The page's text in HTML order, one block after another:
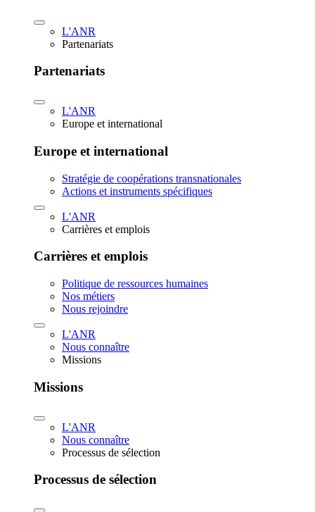
L'ANR
Partenariats
Partenariats
L'ANR
Europe et international
Europe et international
Stratégie de coopérations transnationales
Actions et instruments spécifiques
L'ANR
Carrières et emplois
Carrières et emplois
Politique de ressources humaines
Nos métiers
Nous rejoindre
L'ANR
Nous connaître
Missions
Missions
L'ANR
Nous connaître
Processus de sélection
Processus de sélection